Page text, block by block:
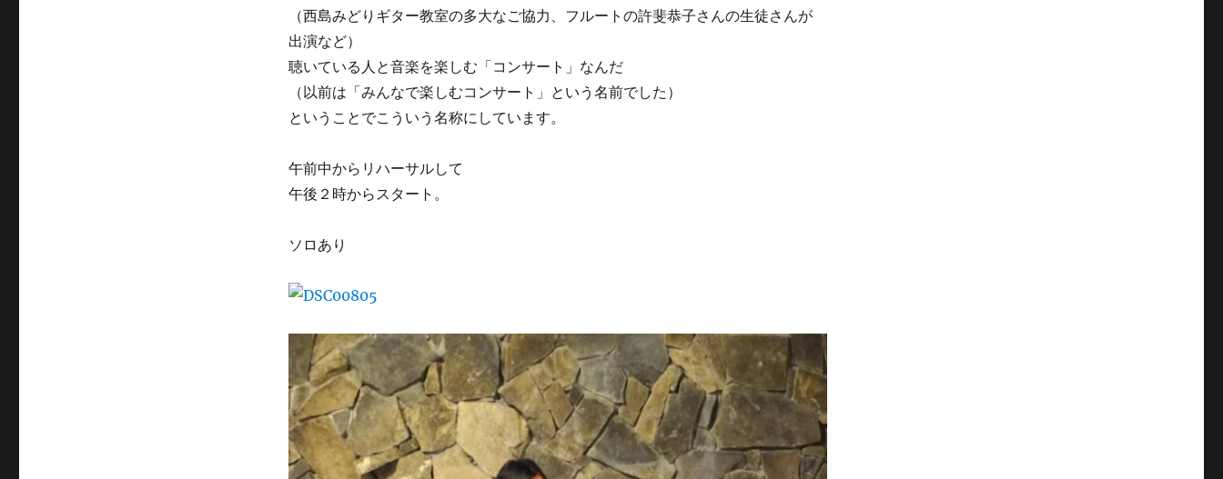
（西島みどりギター教室の多大なご協力、フルートの許斐恭子さんの生徒さんが
出演など）
聴いている人と音楽を楽しむ「コンサート」なんだ
（以前は「みんなで楽しむコンサート」という名前でした）
ということでこういう名称にしています。
午前中からリハーサルして
午後２時からスタート。
ソロあり